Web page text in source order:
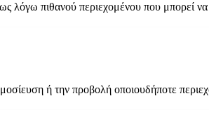
λόγω πιθανού περιεχομένου που μπορεί
ή την προβολή οποιουδήποτε